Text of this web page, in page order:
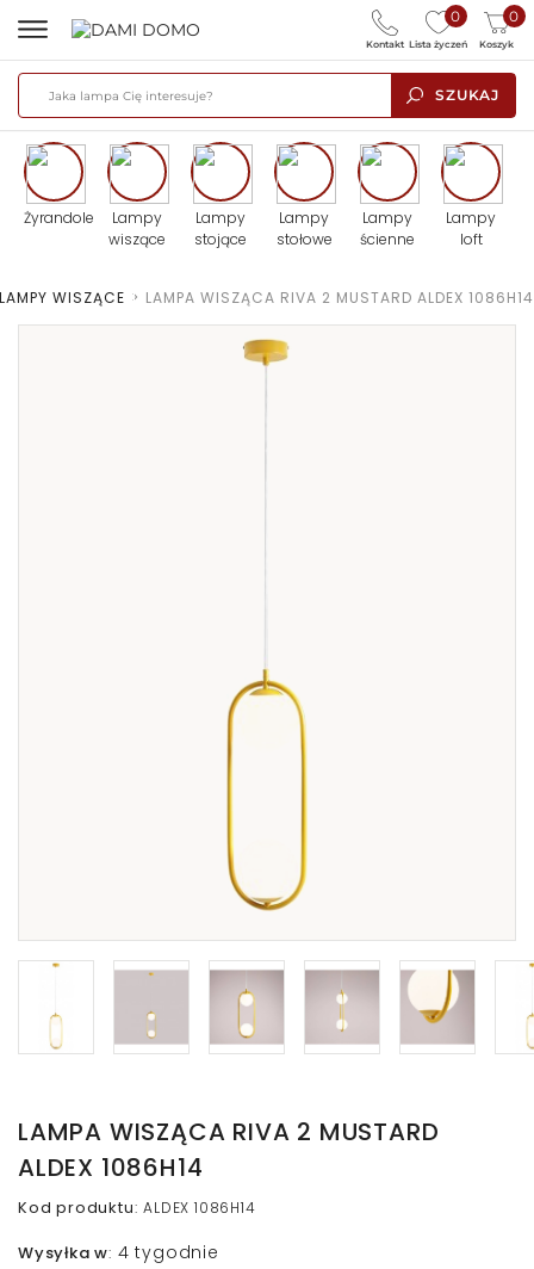
SZUKAJ
0
Lista życzeń
0
Koszyk
Kontakt
Żyrandole
Lampy
wiszące
Lampy
stojące
Lampy
stołowe
Lampy
ścienne
Lampy
loft
LAMPY WISZĄCE > LAMPA WISZĄCA RIVA 2 MUSTARD ALDEX 1086H14
LAMPA WISZĄCA RIVA 2 MUSTARD
ALDEX 1086H14
Kod produktu:ALDEX 1086H14
Wysyłka w: 4 tygodnie